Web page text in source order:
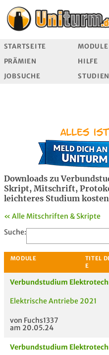
STARTSEITE MODULE
PRÄMIEN
HILFE
JOBSUCHE
Downloads zu
Skript, Mitschrift,
leichteres Studium
« Alle Mitschriften & Skripte
Suche:
MODULE
Verbundstudium
Elektrische Antriebe 2021
von Fuchs1337
am 20.05.24
Verbundstudium